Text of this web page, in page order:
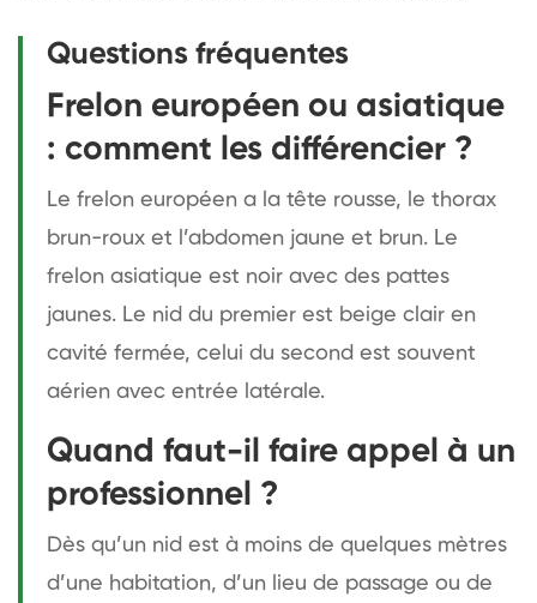
Questions fréquentes
Frelon européen ou asiatique
: comment les différencier ?
Le frelon européen a la tête rousse, le thorax
brun-roux et l’abdomen jaune et brun. Le
frelon asiatique est noir avec des pattes
jaunes. Le nid du premier est beige clair en
cavité fermée, celui du second est souvent
aérien avec entrée latérale.
Quand faut-il faire appel à un
professionnel ?
Dès qu’un nid est à moins de quelques mètres
d’une habitation, d’un lieu de passage ou de